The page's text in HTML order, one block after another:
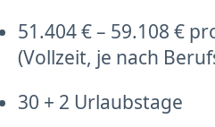
51.404 € – 59.108 €
(Vollzeit, je nach
30 + 2 Urlaubstage